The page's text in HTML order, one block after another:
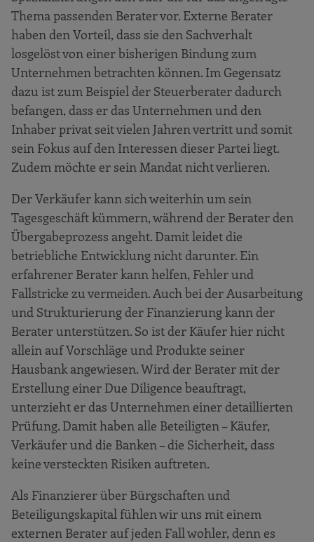
Thema passenden Berater vor. Externe Berater
haben den Vorteil, dass sie den Sachverhalt
losgelöst von einer bisherigen Bindung zum
Unternehmen betrachten können. Im Gegensatz
dazu ist zum Beispiel der Steuerberater dadurch
befangen, dass er das Unternehmen und den
Inhaber privat seit vielen Jahren vertritt und somit
sein Fokus auf den Interessen dieser Partei liegt.
Zudem möchte er sein Mandat nicht verlieren.
Der Verkäufer kann sich weiterhin um sein
Tagesgeschäft kümmern, während der Berater den
Übergabeprozess angeht. Damit leidet die
betriebliche Entwicklung nicht darunter. Ein
erfahrener Berater kann helfen, Fehler und
Fallstricke zu vermeiden. Auch bei der Ausarbeitung
und Strukturierung der Finanzierung kann der
Berater unterstützen. So ist der Käufer hier nicht
allein auf Vorschläge und Produkte seiner
Hausbank angewiesen. Wird der Berater mit der
Erstellung einer Due Diligence beauftragt,
unterzieht er das Unternehmen einer detaillierten
Prüfung. Damit haben alle Beteiligten – Käufer,
Verkäufer und die Banken – die Sicherheit, dass
keine versteckten Risiken auftreten.
Als Finanzierer über Bürgschaften und
Beteiligungskapital fühlen wir uns mit einem
externen Berater auf jeden Fall wohler, denn es